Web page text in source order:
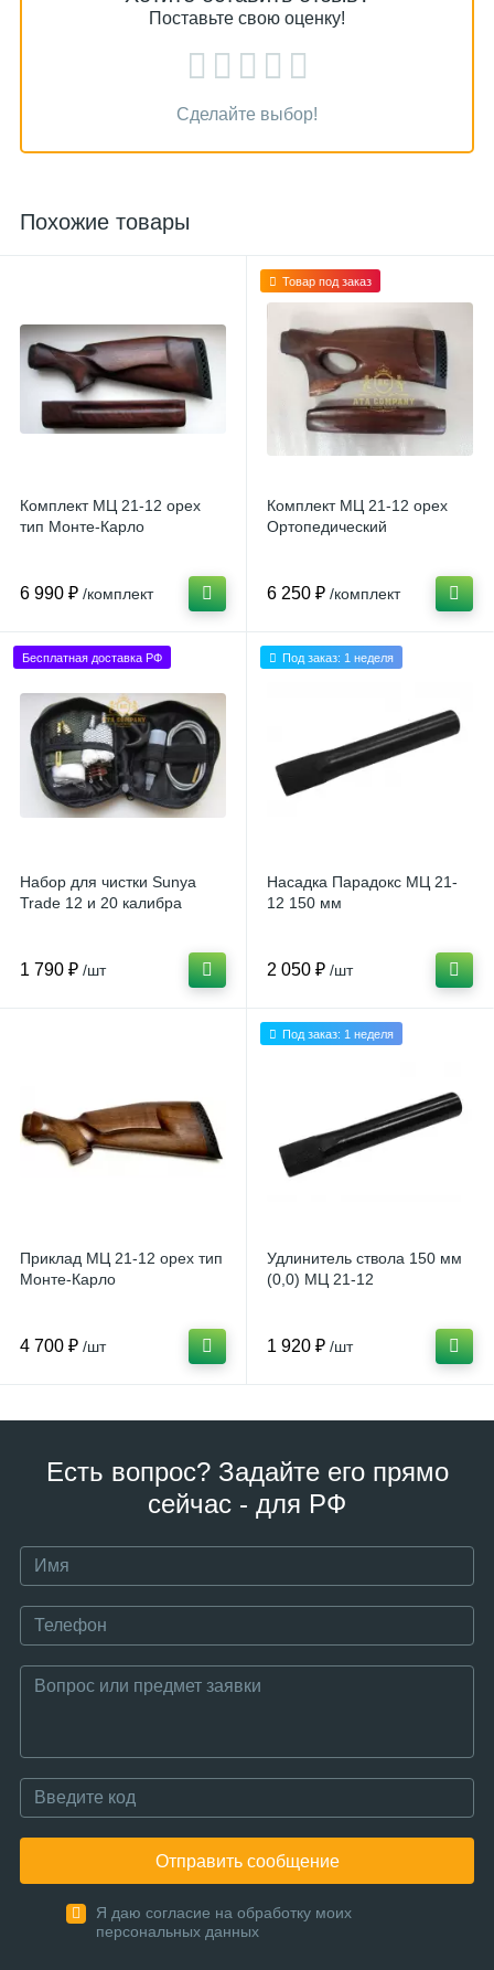
Поставьте свою оценку!
Сделайте выбор!
Похожие товары
Комплект МЦ 21-12 орех
тип Монте-Карло
6 990 ₽ /комплект
Товар под заказ
Комплект МЦ 21-12 орех
Ортопедический
6 250 ₽ /комплект
Бесплатная доставка РФ
Набор для чистки Sunya
Trade 12 и 20 калибра
1 790 ₽ /шт
Под заказ: 1 неделя
Насадка Парадокс МЦ 21-
12 150 мм
2 050 ₽ /шт
Приклад МЦ 21-12 орех тип
Монте-Карло
4 700 ₽ /шт
Под заказ: 1 неделя
Удлинитель ствола 150 мм
(0,0) МЦ 21-12
1 920 ₽ /шт
Есть вопрос? Задайте его прямо
сейчас - для РФ
Отправить сообщение
Я даю согласие на обработку моих
персональных данных